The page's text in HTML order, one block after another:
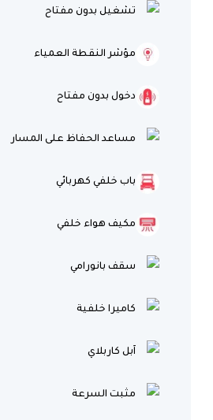
تشغيل بدون مفتاح
مؤشر النقطة العمياء
دخول بدون مفتاح
مساعد الحفاظ على المسار
باب خلفي كهربائي
مكيف هواء خلفي
سقف بانورامي
كاميرا خلفية
آبل كاربلاي
مثبت السرعة